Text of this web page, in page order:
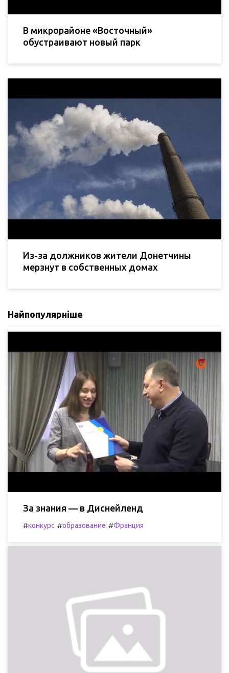
В микрорайоне «Восточный»
обустраивают новый парк
Из-за должников жители Донетчины
мерзнут в собственных домах
Найпопулярніше
За знания — в Диснейленд
#конкурс #образование #Франция